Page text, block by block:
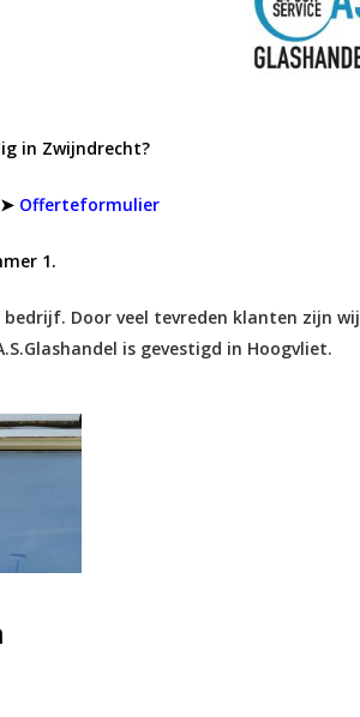
in Zwijndrecht?
➤ Offerteformulier
1.
bedrijf. Door veel tevreden klanten zijn wij
is gevestigd in Hoogvliet.